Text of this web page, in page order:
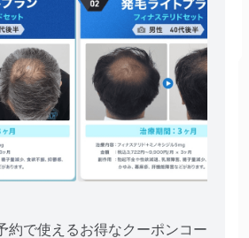
約で使えるお得なクーポンコー